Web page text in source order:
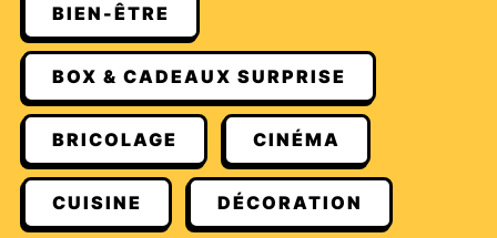
BIEN-ÊTRE
BOX & CADEAUX SURPRISE
BRICOLAGE CINÉMA
CUISINE DÉCORATION